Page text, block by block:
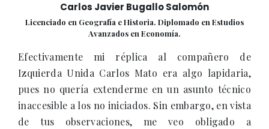
Carlos Javier Bugallo Salomón
Licenciado en Geografía e Historia. Diplomado en Estudios
Avanzados en Economía.
Efectivamente mi réplica al compañero de
Izquierda Unida Carlos Mato era algo lapidaria,
pues no quería extenderme en un asunto técnico
inaccesible a los no iniciados. Sin embargo, en vista
de tus observaciones, me veo obligado a